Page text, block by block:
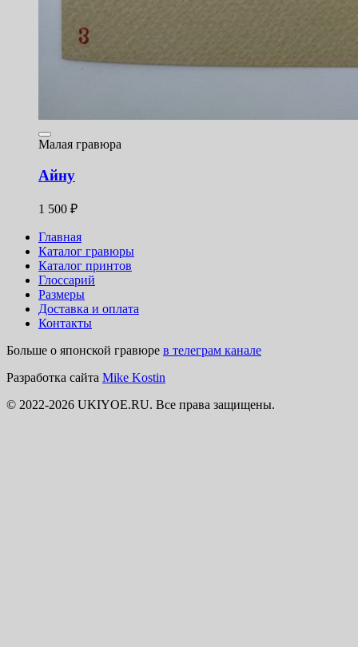
Малая гравюра
Айну
1 500 ₽
Главная
Каталог гравюры
Каталог принтов
Глоссарий
Размеры
Доставка и оплата
Контакты
Больше о японской гравюре в телеграм канале
Разработка сайта Mike Kostin
© 2022-2026 UKIYOE.RU. Все права защищены.